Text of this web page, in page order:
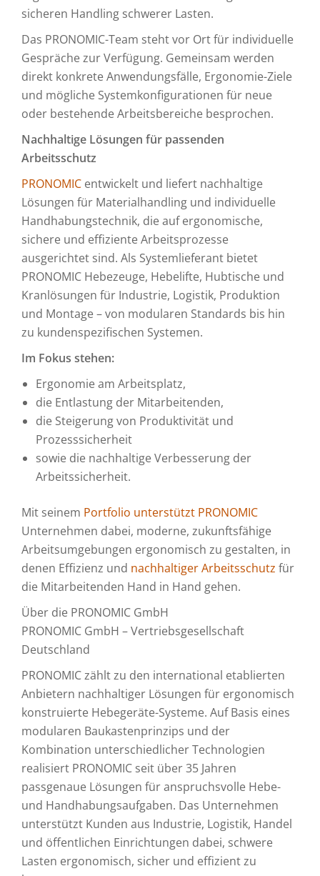
sicheren Handling schwerer Lasten.
Das PRONOMIC-Team steht vor Ort für individuelle
Gespräche zur Verfügung. Gemeinsam werden
direkt konkrete Anwendungsfälle, Ergonomie-Ziele
und mögliche Systemkonfigurationen für neue
oder bestehende Arbeitsbereiche besprochen.
Nachhaltige Lösungen für passenden
Arbeitsschutz
PRONOMIC entwickelt und liefert nachhaltige
Lösungen für Materialhandling und individuelle
Handhabungstechnik, die auf ergonomische,
sichere und effiziente Arbeitsprozesse
ausgerichtet sind. Als Systemlieferant bietet
PRONOMIC Hebezeuge, Hebelifte, Hubtische und
Kranlösungen für Industrie, Logistik, Produktion
und Montage – von modularen Standards bis hin
zu kundenspezifischen Systemen.
Im Fokus stehen:
Ergonomie am Arbeitsplatz,
die Entlastung der Mitarbeitenden,
die Steigerung von Produktivität und
Prozesssicherheit
sowie die nachhaltige Verbesserung der
Arbeitssicherheit.
Mit seinem Portfolio unterstützt PRONOMIC
Unternehmen dabei, moderne, zukunftsfähige
Arbeitsumgebungen ergonomisch zu gestalten, in
denen Effizienz und nachhaltiger Arbeitsschutz für
die Mitarbeitenden Hand in Hand gehen.
Über die PRONOMIC GmbH
PRONOMIC GmbH – Vertriebsgesellschaft
Deutschland
PRONOMIC zählt zu den international etablierten
Anbietern nachhaltiger Lösungen für ergonomisch
konstruierte Hebegeräte-Systeme. Auf Basis eines
modularen Baukastenprinzips und der
Kombination unterschiedlicher Technologien
realisiert PRONOMIC seit über 35 Jahren
passgenaue Lösungen für anspruchsvolle Hebe-
und Handhabungsaufgaben. Das Unternehmen
unterstützt Kunden aus Industrie, Logistik, Handel
und öffentlichen Einrichtungen dabei, schwere
Lasten ergonomisch, sicher und effizient zu